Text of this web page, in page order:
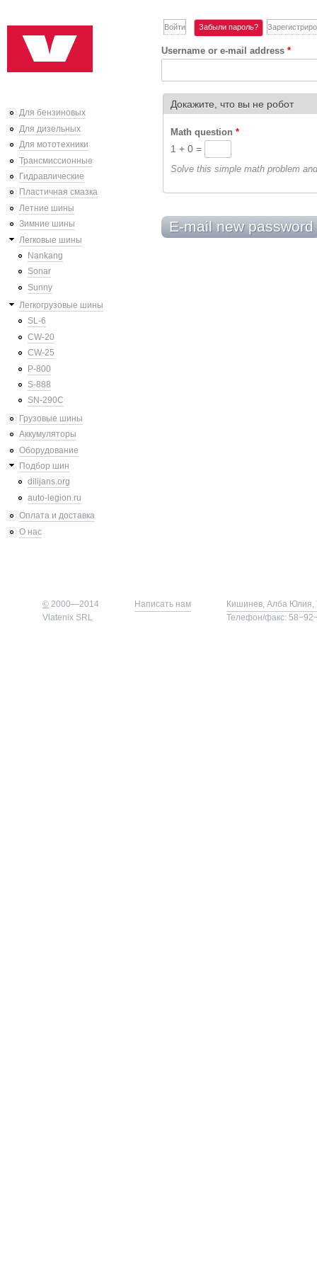
Для бензиновых
Для дизельных
Для мототехники
Трансмиссионные
Гидравлические
Пластичная смазка
Летние шины
Зимние шины
Легковые шины
Nankang
Sonar
Sunny
Легкогрузовые шины
SL-6
CW-20
CW-25
P-800
S-888
SN-290C
Грузовые шины
Аккумуляторы
Оборудование
Подбор шин
dilijans.org
auto-legion.ru
Оплата и доставка
О нас
Primary tabs
Войти Забыли пароль? (active tab)
Username or e-mail address *
Докажите, что вы не робот
This question is for testing
Math question *
1 + 0 =
Solve this simple math problem
© 2000—2014
Vlatenix SRL
Написать нам
Кишинев, Алба Юлия,
Телефон/факс: